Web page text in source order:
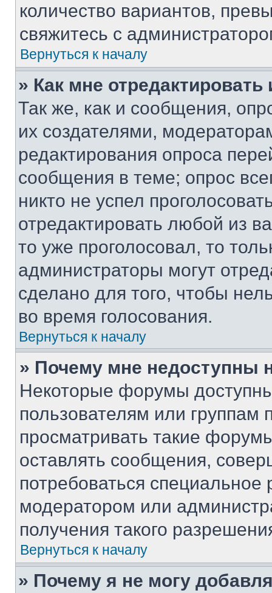
количество вариантов,
свяжитесь с
Вернуться к началу
» Как мне
Так же, как и сообщения,
их создателями,
редактирования опроса
сообщения в теме; опрос
никто не успел
отредактировать любой из
то уже проголосовал, то
администраторы могут
сделано для того, чтобы
во время голосования.
Вернуться к началу
» Почему мне недоступны
Некоторые форумы
пользователям или группам
просматривать такие
оставлять сообщения,
потребоваться
модератором или
получения такого
Вернуться к началу
» Почему я не могу